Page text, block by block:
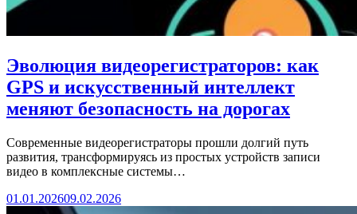
Эволюция видеорегистраторов: как
GPS и искусственный интеллект
меняют безопасность на дорогах
Современные видеорегистраторы прошли долгий путь
развития, трансформируясь из простых устройств записи
видео в комплексные системы…
01.01.202609.02.2026